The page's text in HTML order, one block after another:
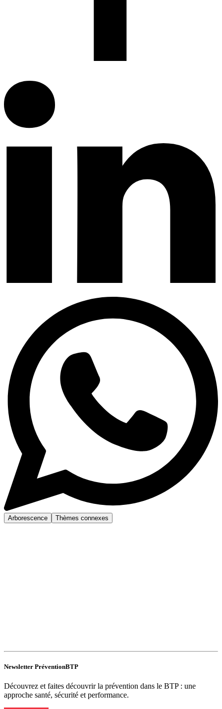
Arborescence Thèmes connexes
Newsletter PréventionBTP
Découvrez et faites découvrir la prévention dans le BTP : une
approche santé, sécurité et performance.